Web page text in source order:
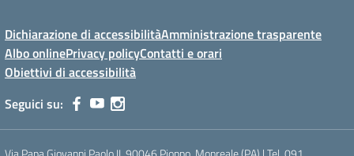
Dichiarazione di accessibilitàAmministrazione trasparente
Albo onlinePrivacy policyContatti e orari
Obiettivi di accessibilità
Seguici su: